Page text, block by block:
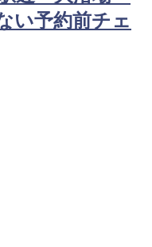
い予約前チェ